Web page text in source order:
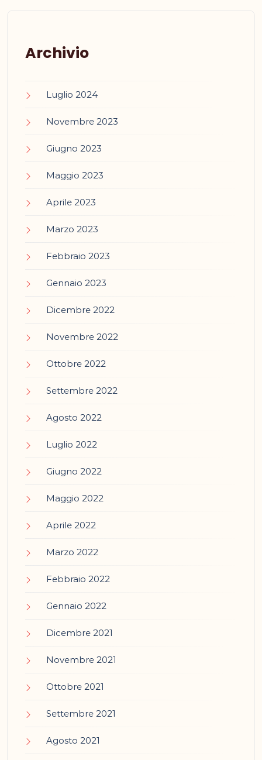
Archivio
Luglio 2024
Novembre 2023
Giugno 2023
Maggio 2023
Aprile 2023
Marzo 2023
Febbraio 2023
Gennaio 2023
Dicembre 2022
Novembre 2022
Ottobre 2022
Settembre 2022
Agosto 2022
Luglio 2022
Giugno 2022
Maggio 2022
Aprile 2022
Marzo 2022
Febbraio 2022
Gennaio 2022
Dicembre 2021
Novembre 2021
Ottobre 2021
Settembre 2021
Agosto 2021